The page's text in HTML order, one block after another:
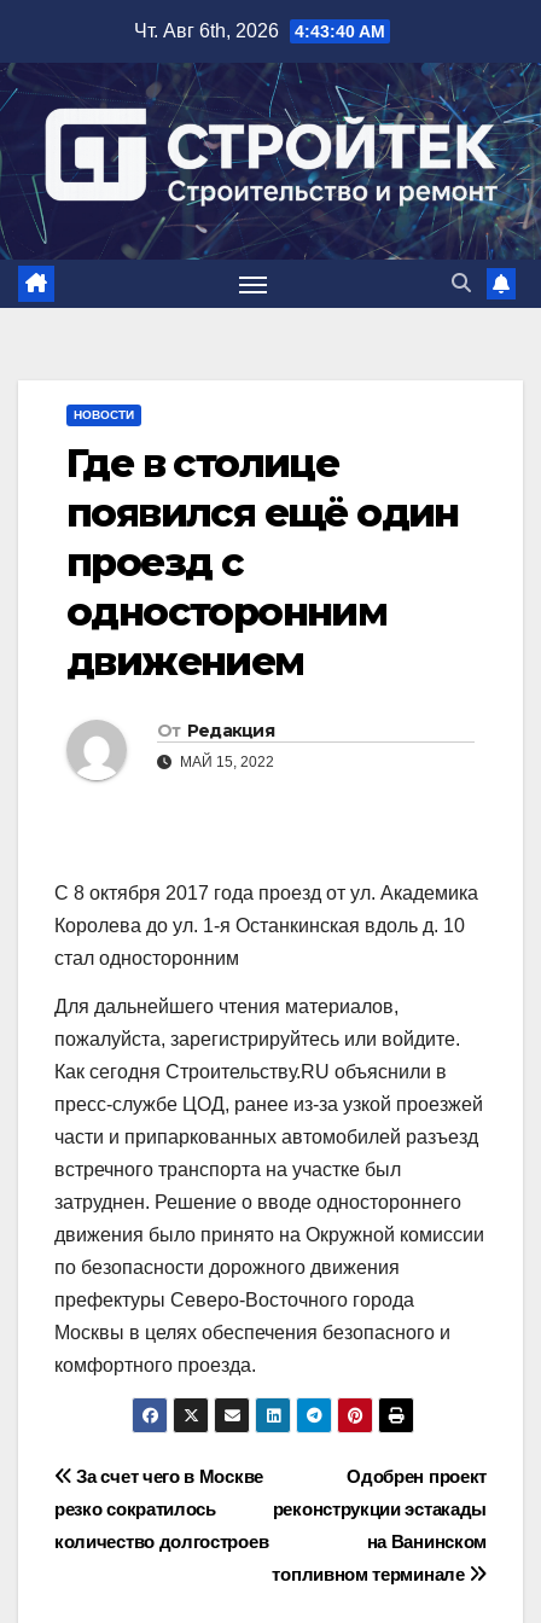
содержимому
Чт. Авг 6th, 2026 4:43:40 AM
НОВОСТИ
Где в столице
появился ещё один
проезд с
односторонним
движением
От Редакция
МАЙ 15, 2022
С 8 октября 2017 года проезд от ул. Академика
Королева до ул. 1-я Останкинская вдоль д. 10
стал односторонним
Для дальнейшего чтения материалов,
пожалуйста, зарегистрируйтесь или войдите.
Как сегодня Строительству.RU объяснили в
пресс-службе ЦОД, ранее из-за узкой проезжей
части и припаркованных автомобилей разъезд
встречного транспорта на участке был
затруднен. Решение о вводе одностороннего
движения было принято на Окружной комиссии
по безопасности дорожного движения
префектуры Северо-Восточного города
Москвы в целях обеспечения безопасного и
комфортного проезда.
Навигация
по
Одобрен проект
реконструкции эстакады
на Ванинском
топливном терминале
За счет чего в Москве
резко сократилось
количество долгостроев